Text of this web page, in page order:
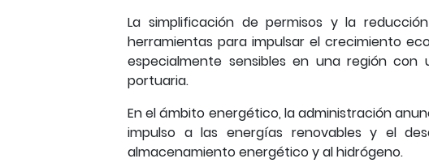
La simplificación de permisos y la
herramientas para impulsar el crecimiento
especialmente sensibles en una región
portuaria.
En el ámbito energético, la administración
impulso a las energías renovables y el
almacenamiento energético y al hidrógeno.